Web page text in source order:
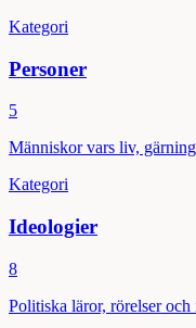
Kategori
Personer
5
Människor vars liv,
Kategori
Ideologier
8
Politiska läror, rörelser